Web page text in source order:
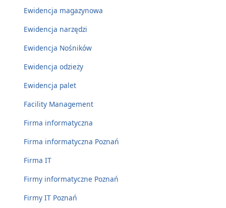
Ewidencja magazynowa
Ewidencja narzędzi
Ewidencja Nośników
Ewidencja odzieży
Ewidencja palet
Facility Management
Firma informatyczna
Firma informatyczna Poznań
Firma IT
Firmy informatyczne Poznań
Firmy IT Poznań